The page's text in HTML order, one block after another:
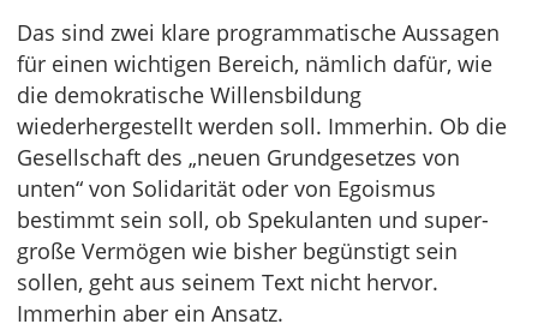
Das sind zwei klare programmatische Aussagen
für einen wichtigen Bereich, nämlich dafür, wie
die demokratische Willensbildung
wiederhergestellt werden soll. Immerhin. Ob die
Gesellschaft des „neuen Grundgesetzes von
unten“ von Solidarität oder von Egoismus
bestimmt sein soll, ob Spekulanten und super-
große Vermögen wie bisher begünstigt sein
sollen, geht aus seinem Text nicht hervor.
Immerhin aber ein Ansatz.